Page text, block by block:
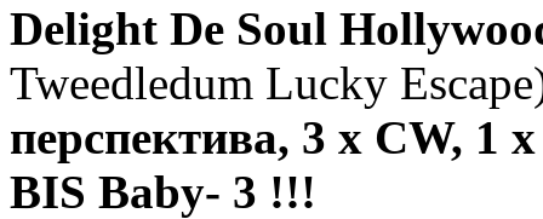
Delight De Soul
Tweedledum Lucky
перспектива, 3 х CW, 1
BIS Baby- 3 !!!